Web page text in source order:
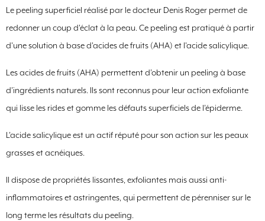
Le peeling superficiel réalisé par le docteur Denis Roger permet de
redonner un coup d'éclat à la peau. Ce peeling est pratiqué à partir
d'une solution à base d'acides de fruits (AHA) et l'acide salicylique.
Les acides de fruits (AHA) permettent d’obtenir un peeling à base
d’ingrédients naturels. Ils sont reconnus pour leur action exfoliante
qui lisse les rides et gomme les défauts superficiels de l’épiderme.
L’acide salicylique est un actif réputé pour son action sur les peaux
grasses et acnéiques.
Il dispose de propriétés lissantes, exfoliantes mais aussi anti-
inflammatoires et astringentes, qui permettent de pérenniser sur le
long terme les résultats du peeling.